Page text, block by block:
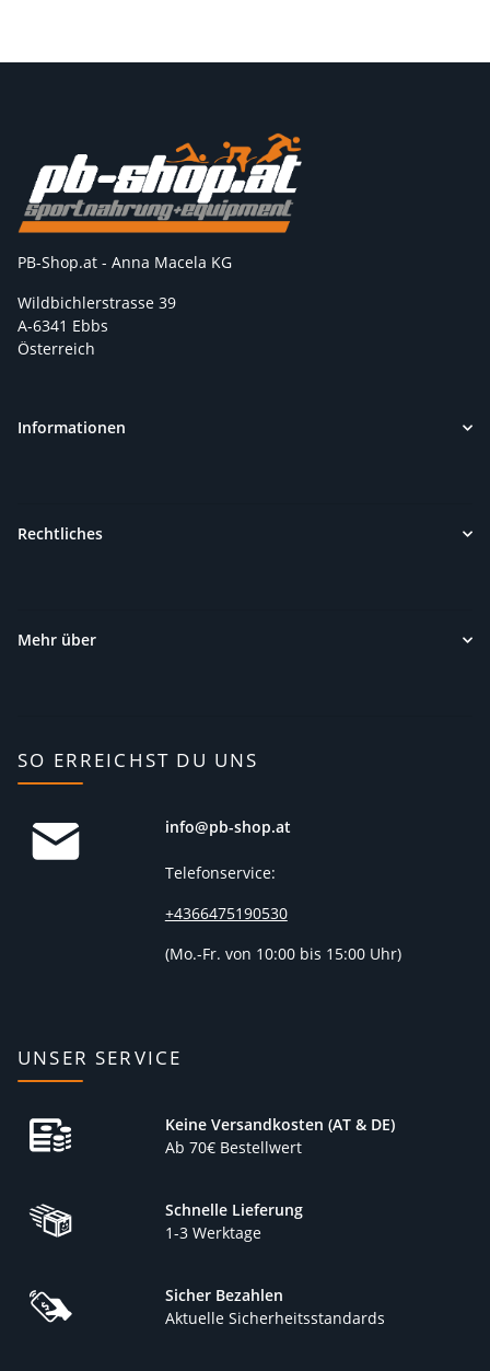
PB-Shop.at - Anna Macela KG
Wildbichlerstrasse 39
A-6341 Ebbs
Österreich
Informationen
Rechtliches
Mehr über
SO ERREICHST DU UNS
info@pb-shop.at
Telefonservice:
+4366475190530
(Mo.-Fr. von 10:00 bis 15:00 Uhr)
UNSER SERVICE
Keine Versandkosten (AT & DE)
Ab 70€ Bestellwert
Schnelle Lieferung
1-3 Werktage
Sicher Bezahlen
Aktuelle Sicherheitsstandards